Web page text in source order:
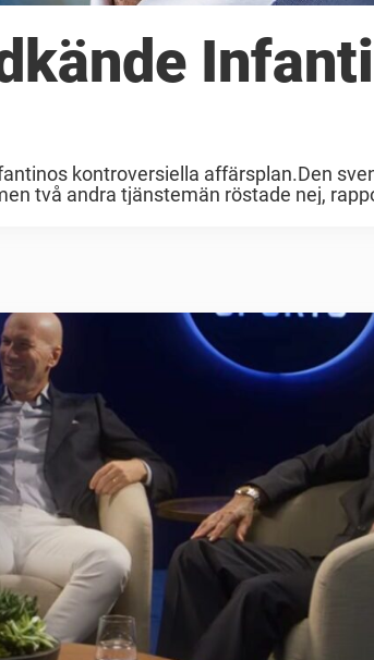
kontroversiella affärsplan.Den
två andra tjänstemän röstade nej,